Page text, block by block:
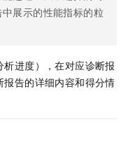
展示的性能指标的粒
进度），在对应诊断报
报告的详细内容和得分情